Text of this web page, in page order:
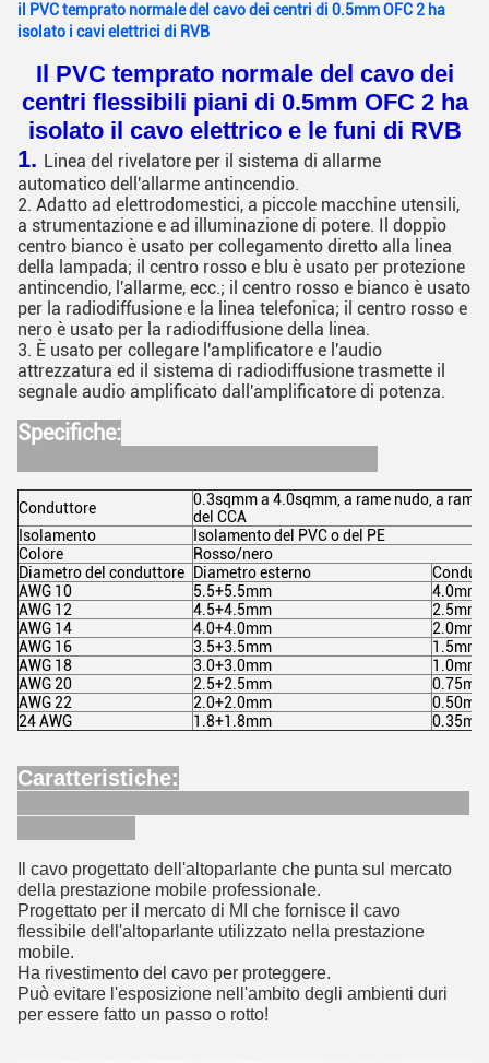
il PVC temprato normale del cavo dei centri di 0.5mm OFC 2 ha
isolato i cavi elettrici di RVB
Il PVC temprato normale del cavo dei
centri flessibili piani di 0.5mm OFC 2 ha
isolato il cavo elettrico e le funi di RVB
1. Linea del rivelatore per il sistema di allarme
automatico dell'allarme antincendio.
2. Adatto ad elettrodomestici, a piccole macchine utensili,
a strumentazione e ad illuminazione di potere. Il doppio
centro bianco è usato per collegamento diretto alla linea
della lampada; il centro rosso e blu è usato per protezione
antincendio, l'allarme, ecc.; il centro rosso e bianco è usato
per la radiodiffusione e la linea telefonica; il centro rosso e
nero è usato per la radiodiffusione della linea.
3. È usato per collegare l'amplificatore e l'audio
attrezzatura ed il sistema di radiodiffusione trasmette il
segnale audio amplificato dall'amplificatore di potenza.
Specifiche:
Conduttore
0.3sqmm a 4.0sqmm, a rame nudo, a
del CCA
Isolamento
Isolamento del PVC o del PE
Colore
Rosso/nero
Diametro del conduttore
Diametro esterno
AWG 10
5.5+5.5mm
4.0mm2
AWG 12
4.5+4.5mm
2.5mm2
AWG 14
4.0+4.0mm
2.0mm2
AWG 16
3.5+3.5mm
1.5mm2
AWG 18
3.0+3.0mm
1.0mm2
AWG 20
2.5+2.5mm
AWG 22
2.0+2.0mm
24 AWG
1.8+1.8mm
Caratteristiche:
Il cavo progettato dell'altoparlante che punta sul mercato
della prestazione mobile professionale.
Progettato per il mercato di MI che fornisce il cavo
flessibile dell'altoparlante utilizzato nella prestazione
mobile.
Ha rivestimento del cavo per proteggere.
Può evitare l'esposizione nell'ambito degli ambienti duri
per essere fatto un passo o rotto!